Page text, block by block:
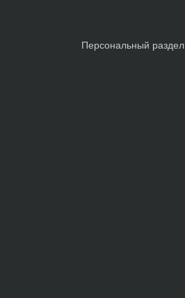
Персональный раздел